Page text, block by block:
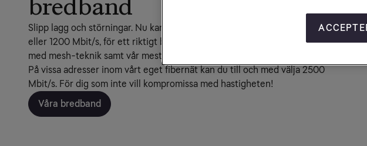
bredband
Slipp lagg och störningar. Nu kan du köpa Bredband med hastigheten 1000
eller 1200 Mbit/s, för ett riktigt bra pris. Då ingår också en wifi-förstärkare
med mesh-teknik samt vår mest kraftfulla router.
På vissa adresser inom vårt eget fibernät kan du till och med välja 2500
Mbit/s. För dig som inte vill kompromissa med hastigheten!
Våra bredband